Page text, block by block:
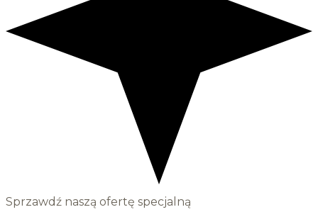
Sprzawdź naszą ofertę specjalną